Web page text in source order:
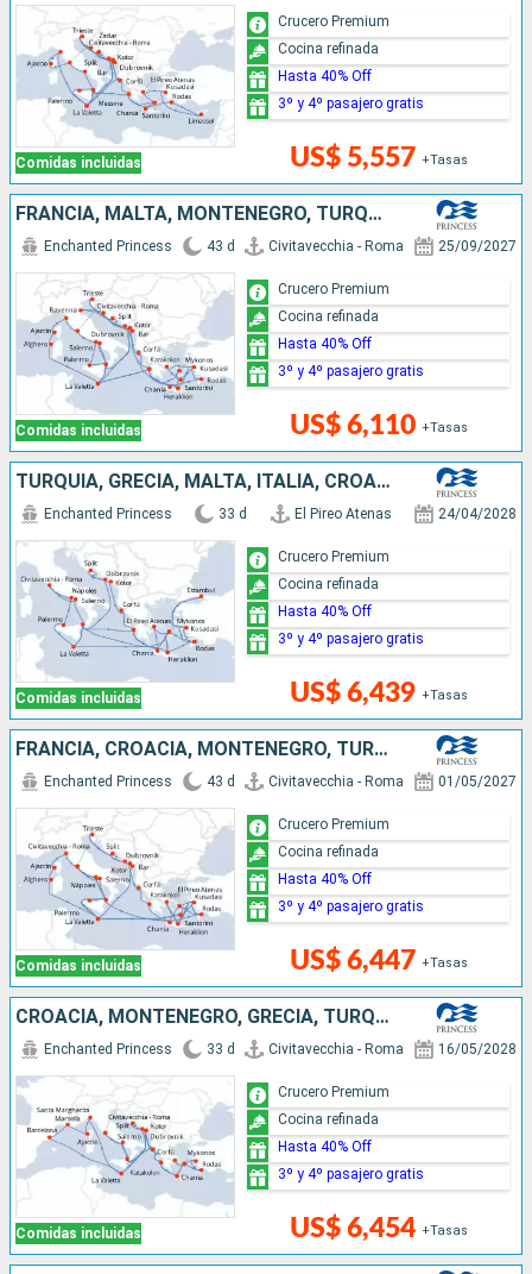
Comidas incluidas US$ 5,557 +Tasas
Crucero Premium
Cocina refinada
Hasta 40% Off
3º y 4º pasajero gratis
FRANCIA, MALTA, MONTENEGRO, TURQUÍA, GRECIA, CROACIA, ITALIA
Comidas incluidas
Enchanted Princess 43 d Civitavecchia - Roma 25/09/2027
US$ 6,110 +Tasas
Crucero Premium
Cocina refinada
Hasta 40% Off
3º y 4º pasajero gratis
TURQUÍA, GRECIA, MALTA, ITALIA, CROACIA, MONTENEGRO
Comidas incluidas
Enchanted Princess 33 d El Pireo Atenas 24/04/2028
US$ 6,439 +Tasas
Crucero Premium
Cocina refinada
Hasta 40% Off
3º y 4º pasajero gratis
FRANCIA, CROACIA, MONTENEGRO, TURQUÍA, ITALIA, MALTA, GRECIA
Comidas incluidas
Enchanted Princess 43 d Civitavecchia - Roma 01/05/2027
US$ 6,447 +Tasas
Crucero Premium
Cocina refinada
Hasta 40% Off
3º y 4º pasajero gratis
CROACIA, MONTENEGRO, GRECIA, TURQUÍA, ESPAÑA, FRANCIA, MALTA, ITALIA
Comidas incluidas
Enchanted Princess 33 d Civitavecchia - Roma 16/05/2028
US$ 6,454 +Tasas
Crucero Premium
Cocina refinada
Hasta 40% Off
3º y 4º pasajero gratis